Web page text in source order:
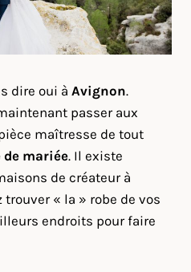
dire oui à Avignon.
passer aux
maîtresse de tout
de mariée. Il existe
de créateur à
« la » robe de vos
endroits pour faire